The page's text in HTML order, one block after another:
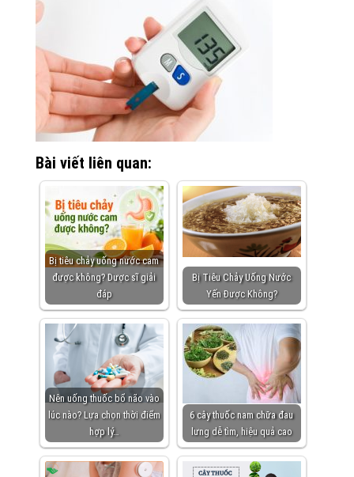
Bài viết liên quan:
Bị tiêu chảy uống nước cam
được không? Dược sĩ giải
đáp
Bị Tiêu Chảy Uống Nước
Yến Được Không?
Nên uống thuốc bổ não vào
lúc nào? Lựa chọn thời điểm
hợp lý…
6 cây thuốc nam chữa đau
lưng dễ tìm, hiệu quả cao